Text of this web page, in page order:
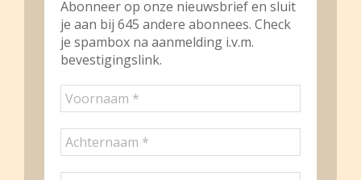
Abonneer op onze nieuwsbrief en sluit
je aan bij 645 andere abonnees. Check
je spambox na aanmelding i.v.m.
bevestigingslink.